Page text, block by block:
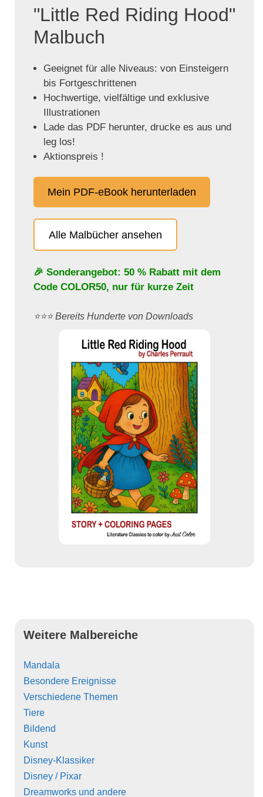
"Little Red Riding Hood"
Malbuch
Geeignet für alle Niveaus: von Einsteigern
bis Fortgeschrittenen
Hochwertige, vielfältige und exklusive
Illustrationen
Lade das PDF herunter, drucke es aus und
leg los!
Aktionspreis !
Mein PDF-eBook herunterladen
Alle Malbücher ansehen
🎉 Sonderangebot: 50 % Rabatt mit dem
Code COLOR50, nur für kurze Zeit
⭐️⭐️⭐️ Bereits Hunderte von Downloads
Weitere Malbereiche
Mandala
Besondere Ereignisse
Verschiedene Themen
Tiere
Bildend
Kunst
Disney-Klassiker
Disney / Pixar
Dreamworks und andere